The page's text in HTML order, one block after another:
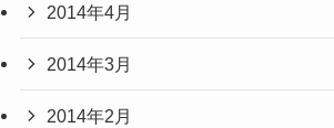
2014年4月
2014年3月
2014年2月